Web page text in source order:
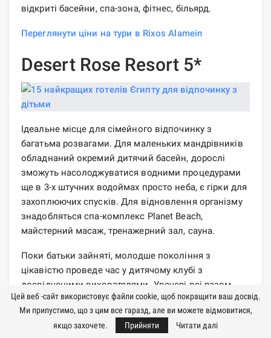
відкриті басейни, спа-зона, фітнес, більярд.
Переглянути ціни на тури в Rixos Alamein
Desert Rose Resort 5*
Ідеальне місце для сімейного відпочинку з
багатьма розвагами. Для маленьких мандрівників
обладнаний окремий дитячий басейн, дорослі
зможуть насолоджуватися водними процедурами
ще в 3-х штучних водоймах просто неба, є гірки для
захоплюючих спусків. Для відновлення організму
знадобляться спа-комплекс Planet Beach,
майстерний масаж, тренажерний зал, сауна.
Поки батьки зайняті, молодше покоління з
цікавістю проведе час у дитячому клубі з
досвідченими вихователями. Увечері всі разом
точно отримають масу вражень від задерикуватої
анімації. Типи номерів вражають різноманітністю
та можливостями: стандарти, клубні люкси, вілли,
Цей веб -сайт використовує файли cookie, щоб покращити ваш досвід.
Ми припустимо, що з цим все гаразд, але ви можете відмовитися,
якщо захочете.
Прийняти Читати далі